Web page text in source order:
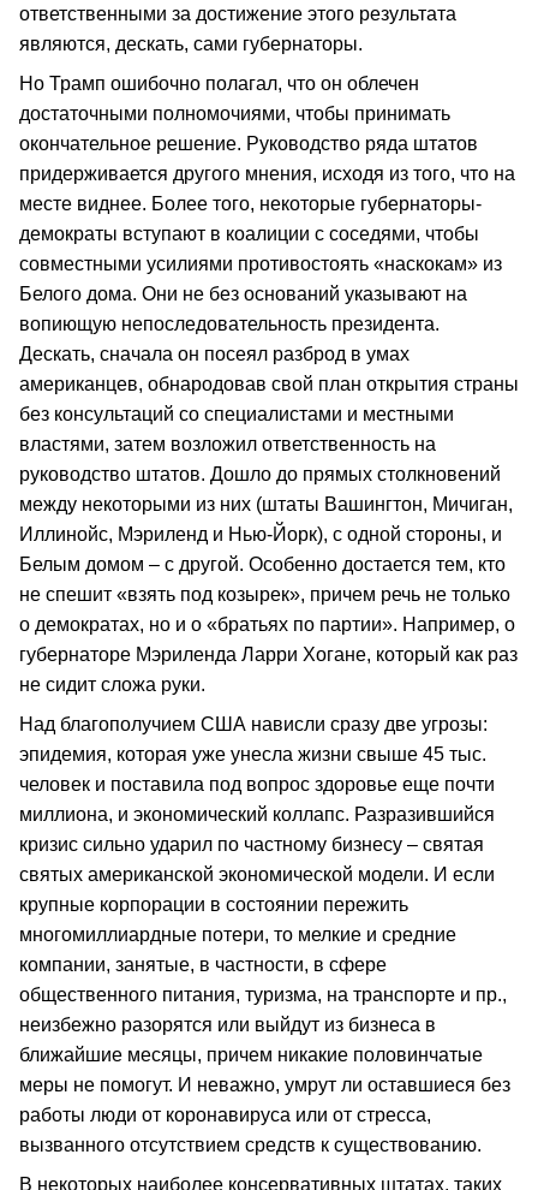
ответственными за достижение этого результата
являются, дескать, сами губернаторы.
Но Трамп ошибочно полагал, что он облечен
достаточными полномочиями, чтобы принимать
окончательное решение. Руководство ряда штатов
придерживается другого мнения, исходя из того, что на
месте виднее. Более того, некоторые губернаторы-
демократы вступают в коалиции с соседями, чтобы
совместными усилиями противостоять «наскокам» из
Белого дома. Они не без оснований указывают на
вопиющую непоследовательность президента.
Дескать, сначала он посеял разброд в умах
американцев, обнародовав свой план открытия страны
без консультаций со специалистами и местными
властями, затем возложил ответственность на
руководство штатов. Дошло до прямых столкновений
между некоторыми из них (штаты Вашингтон, Мичиган,
Иллинойс, Мэриленд и Нью-Йорк), с одной стороны, и
Белым домом – с другой. Особенно достается тем, кто
не спешит «взять под козырек», причем речь не только
о демократах, но и о «братьях по партии». Например, о
губернаторе Мэриленда Ларри Хогане, который как раз
не сидит сложа руки.
Над благополучием США нависли сразу две угрозы:
эпидемия, которая уже унесла жизни свыше 45 тыс.
человек и поставила под вопрос здоровье еще почти
миллиона, и экономический коллапс. Разразившийся
кризис сильно ударил по частному бизнесу – святая
святых американской экономической модели. И если
крупные корпорации в состоянии пережить
многомиллиардные потери, то мелкие и средние
компании, занятые, в частности, в сфере
общественного питания, туризма, на транспорте и пр.,
неизбежно разорятся или выйдут из бизнеса в
ближайшие месяцы, причем никакие половинчатые
меры не помогут. И неважно, умрут ли оставшиеся без
работы люди от коронавируса или от стресса,
вызванного отсутствием средств к существованию.
В некоторых наиболее консервативных штатах, таких